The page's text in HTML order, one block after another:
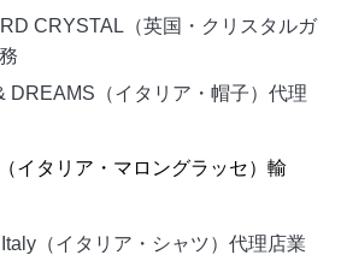
CRYSTAL（英国・クリスタルガ
DREAMS（イタリア・帽子）代理
イタリア・マロングラッセ）輸
（イタリア・シャツ）代理店業